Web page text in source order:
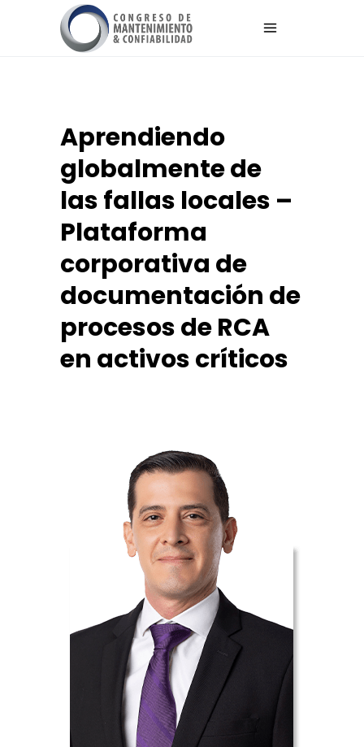
Aprendiendo
globalmente de
las fallas locales –
Plataforma
corporativa de
documentación de
procesos de RCA
en activos críticos